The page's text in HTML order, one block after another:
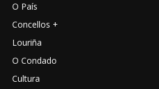
O País
Concellos +
Louriña
O Condado
Cultura